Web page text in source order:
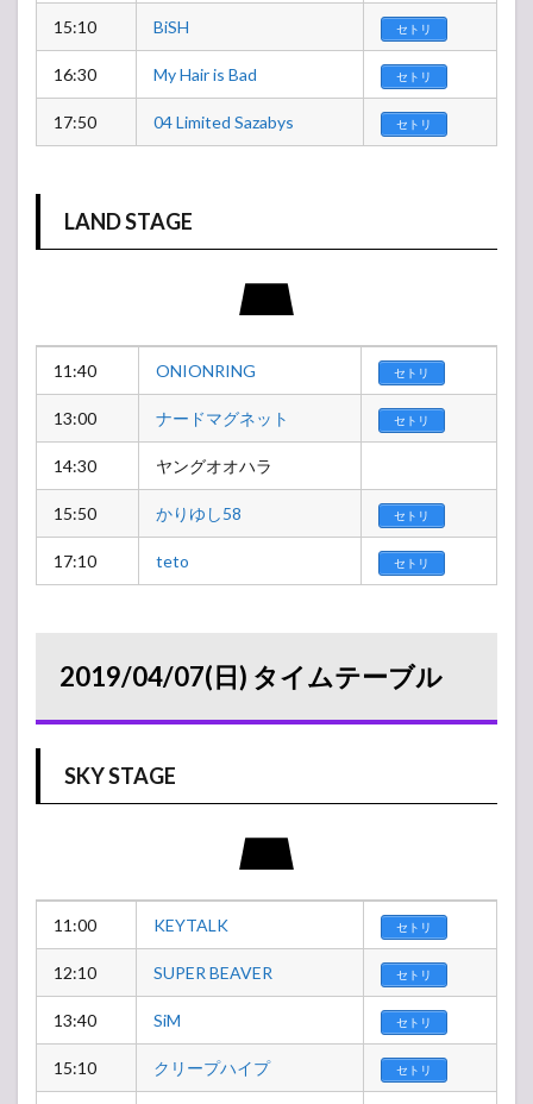
15:10 BiSH セトリ
16:30 My Hair is Bad セトリ
17:50 04 Limited Sazabys セトリ
LAND STAGE
11:40 ONIONRING セトリ
13:00 ナードマグネット セトリ
14:30 ヤングオオハラ
15:50 かりゆし58 セトリ
17:10 teto セトリ
2019/04/07(日) タイムテーブル
SKY STAGE
11:00 KEYTALK セトリ
12:10 SUPER BEAVER セトリ
13:40 SiM セトリ
15:10 クリープハイプ セトリ